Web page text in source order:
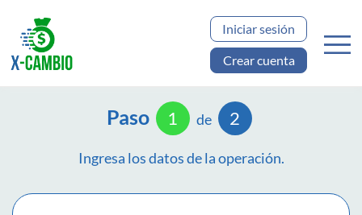
Iniciar sesión
Crear cuenta
Paso 1 de 2
Ingresa los datos de la operación.